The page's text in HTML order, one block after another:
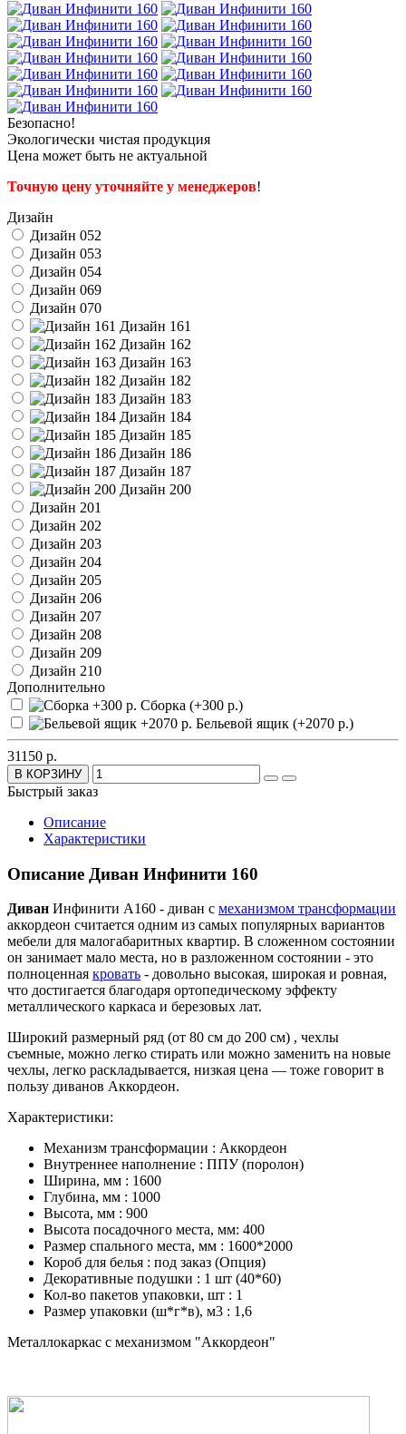
Безопасно!
Экологически чистая продукция
Цена может быть не актуальной
Точную цену уточняйте у менеджеров!
Дизайн
Дизайн 052
Дизайн 053
Дизайн 054
Дизайн 069
Дизайн 070
Дизайн 161
Дизайн 162
Дизайн 163
Дизайн 182
Дизайн 183
Дизайн 184
Дизайн 185
Дизайн 186
Дизайн 187
Дизайн 200
Дизайн 201
Дизайн 202
Дизайн 203
Дизайн 204
Дизайн 205
Дизайн 206
Дизайн 207
Дизайн 208
Дизайн 209
Дизайн 210
Дополнительно
Сборка (+300 р.)
Бельевой ящик (+2070 р.)
31150 р.
В КОРЗИНУ
Быстрый заказ
Описание
Характеристики
Описание Диван Инфинити 160
Диван Инфинити А160 - диван с механизмом трансформации
аккордеон считается одним из самых популярных вариантов
мебели для малогабаритных квартир. В сложенном состоянии
он занимает мало места, но в разложенном состоянии - это
полноценная кровать - довольно высокая, широкая и ровная,
что достигается благодаря ортопедическому эффекту
металлического каркаса и березовых лат.
Широкий размерный ряд (от 80 см до 200 см) , чехлы
съемные, можно легко стирать или можно заменить на новые
чехлы, легко раскладывается, низкая цена — тоже говорит в
пользу диванов Аккордеон.
Характеристики:
Механизм трансформации : Аккордеон
Внутреннее наполнение : ППУ (поролон)
Ширина, мм : 1600
Глубина, мм : 1000
Высота, мм : 900
Высота посадочного места, мм: 400
Размер спального места, мм : 1600*2000
Короб для белья : под заказ (Опция)
Декоративные подушки : 1 шт (40*60)
Кол-во пакетов упаковки, шт : 1
Размер упаковки (ш*г*в), м3 : 1,6
Металлокаркас с механизмом "Аккордеон"